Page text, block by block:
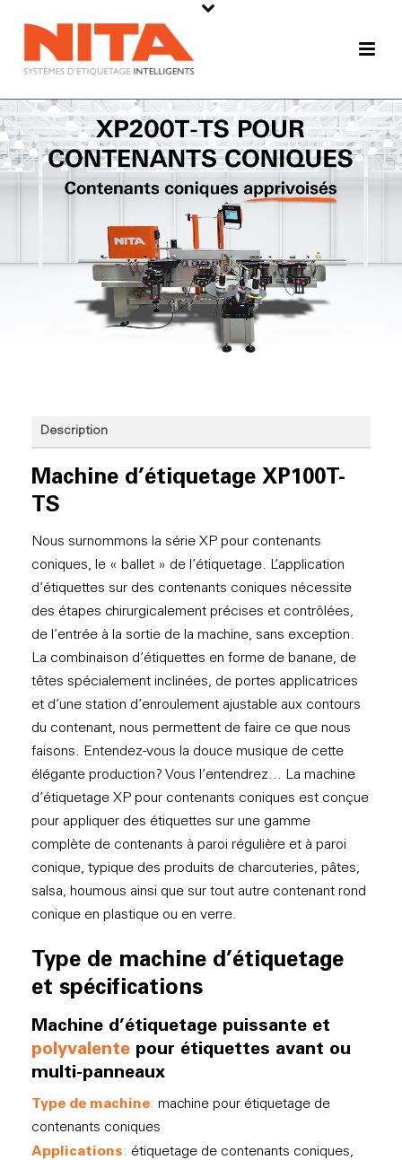
Description
Machine d’étiquetage XP100T-
TS
Nous surnommons la série XP pour contenants
coniques, le « ballet » de l’étiquetage. L’application
d’étiquettes sur des contenants coniques nécessite
des étapes chirurgicalement précises et contrôlées,
de l’entrée à la sortie de la machine, sans exception.
La combinaison d’étiquettes en forme de banane, de
têtes spécialement inclinées, de portes applicatrices
et d’une station d’enroulement ajustable aux contours
du contenant, nous permettent de faire ce que nous
faisons. Entendez-vous la douce musique de cette
élégante production? Vous l’entendrez… La machine
d’étiquetage XP pour contenants coniques est conçue
pour appliquer des étiquettes sur une gamme
complète de contenants à paroi régulière et à paroi
conique, typique des produits de charcuteries, pâtes,
salsa, houmous ainsi que sur tout autre contenant rond
conique en plastique ou en verre.
Type de machine d’étiquetage
et spécifications
Machine d’étiquetage puissante et
polyvalente pour étiquettes avant ou
multi-panneaux
Type de machine: machine pour étiquetage de
contenants coniques
Applications : étiquetage de contenants coniques,